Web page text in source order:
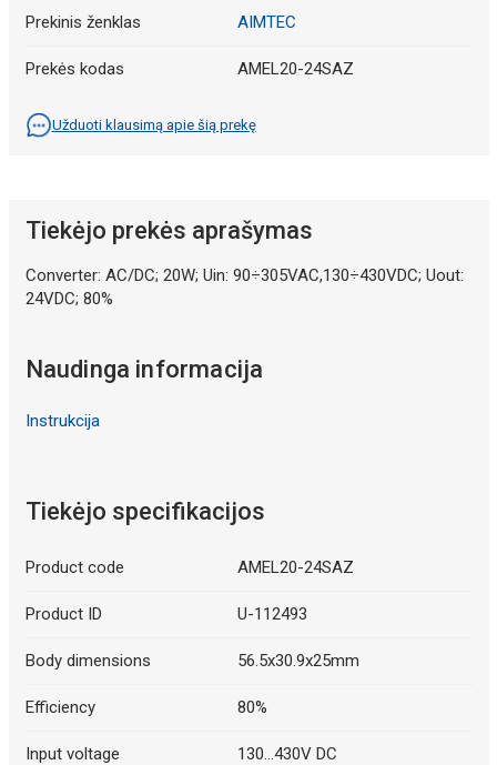
Prekinis ženklas AIMTEC
Prekės kodas AMEL20-24SAZ
Užduoti klausimą apie šią prekę
Tiekėjo prekės aprašymas
Converter: AC/DC; 20W; Uin: 90÷305VAC,130÷430VDC; Uout:
24VDC; 80%
Naudinga informacija
Instrukcija
Tiekėjo specifikacijos
Product code AMEL20-24SAZ
Product ID U-112493
Body dimensions 56.5x30.9x25mm
Efficiency 80%
Input voltage 130...430V DC